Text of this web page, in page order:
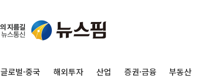
글로벌·중국 해외투자 산업 증권·금융 부동산